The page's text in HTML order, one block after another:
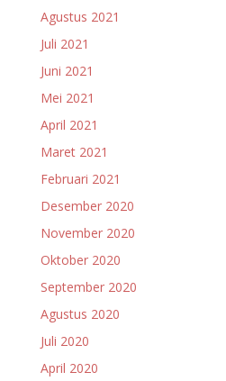
Agustus 2021
Juli 2021
Juni 2021
Mei 2021
April 2021
Maret 2021
Februari 2021
Desember 2020
November 2020
Oktober 2020
September 2020
Agustus 2020
Juli 2020
April 2020